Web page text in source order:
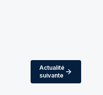
Actualité
suivante